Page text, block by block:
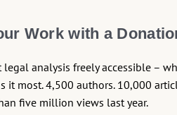
Work with a
legal analysis freely accessible –
it most. 4,500 authors. 10,000
five million views last year.